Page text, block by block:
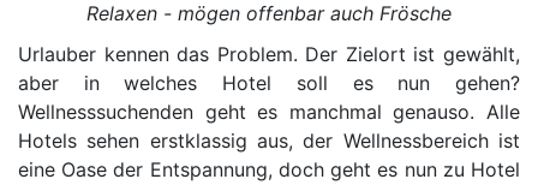
Relaxen - mögen offenbar auch Frösche
Urlauber kennen das Problem. Der Zielort ist gewählt,
aber in welches Hotel soll es nun gehen?
Wellnesssuchenden geht es manchmal genauso. Alle
Hotels sehen erstklassig aus, der Wellnessbereich ist
eine Oase der Entspannung, doch geht es nun zu Hotel